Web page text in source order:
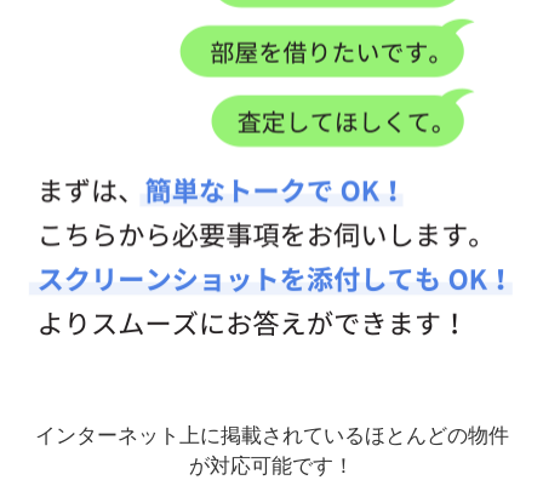
インターネット上に掲載されているほとんどの物件
が対応可能です！